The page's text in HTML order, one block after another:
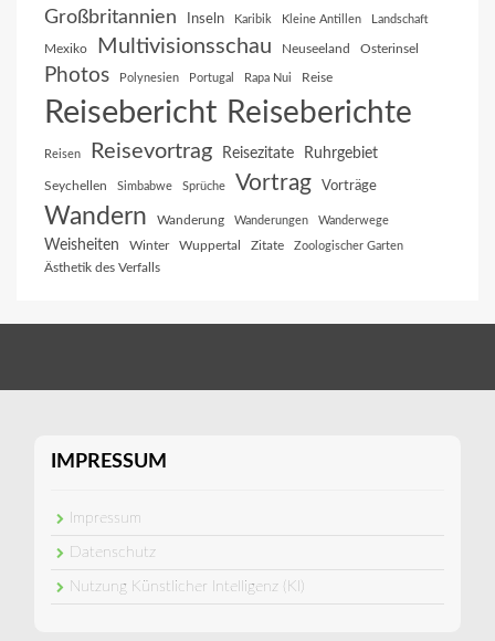
Großbritannien Inseln Karibik Kleine Antillen Landschaft
Mexiko Multivisionsschau Neuseeland Osterinsel
Photos Polynesien Portugal Rapa Nui Reise
Reisebericht Reiseberichte
Reisen Reisevortrag Reisezitate Ruhrgebiet
Seychellen Simbabwe Sprüche Vortrag Vorträge
Wandern Wanderung Wanderungen Wanderwege
Weisheiten Winter Wuppertal Zitate Zoologischer Garten
Ästhetik des Verfalls
IMPRESSUM
Impressum
Datenschutz
Nutzung Künstlicher Intelligenz (KI)